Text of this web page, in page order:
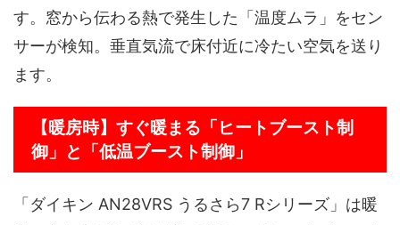
す。窓から伝わる熱で発生した「温度ムラ」をセン
サーが検知。垂直気流で床付近に冷たい空気を送り
ます。
【暖房時】すぐ暖まる「ヒートブースト制
御」と「低温ブースト制御」
「ダイキン AN28VRS うるさら7 Rシリーズ」は暖